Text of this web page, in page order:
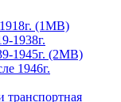
(1МВ)
1938г.
1945г. (2МВ)
1946г.
транспортная